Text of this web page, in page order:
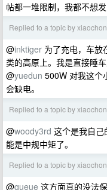
帖都一堆限制，我都不想发
Replied to a topic by
@inktiger 为了充电，车放
类的高原上。我是直接睡
@yuedun 500W 对我这个
会缺电。
Replied to a topic by
@woody3rd 这个是我自己
能是中规中矩了。
Replied to a topic by
@queue 这方面真的没法